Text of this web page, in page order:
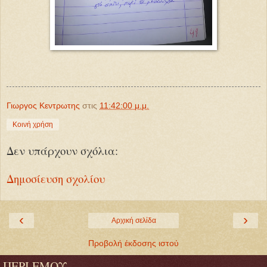
Γιωργος Κεντρωτης στις 11:42:00 μ.μ.
Κοινή χρήση
Δεν υπάρχουν σχόλια:
Δημοσίευση σχολίου
‹ ›
Αρχική σελίδα
Προβολή έκδοσης ιστού